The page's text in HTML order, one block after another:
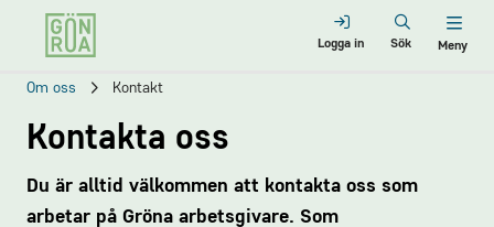
Logga in Sök Meny
Om oss Kontakt
Kontakta oss
Du är alltid välkommen att kontakta oss som
arbetar på Gröna arbetsgivare. Som